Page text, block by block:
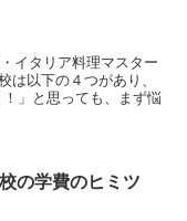
イタリア料理マスター
は以下の４つがあり、
」と思っても、まず悩
の学費のヒミツ